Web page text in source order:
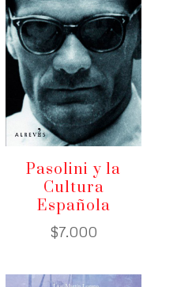
Pasolini y la
Cultura
Española
$7.000